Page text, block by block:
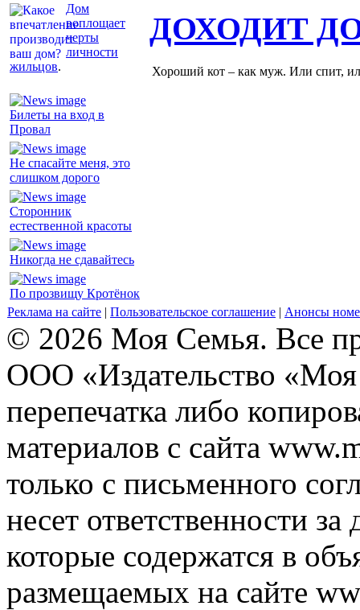
Дом
воплощает
черты
личности
жильцов.
Билеты на вход в
Провал
Не спасайте меня, это
слишком дорого
Сторонник
естественной красоты
Никогда не сдавайтесь
По прозвищу Кротёнок
ДОХОДИТ
Хороший кот – как муж. Или спит,
Реклама на сайте | Пользовательское соглашение | Анонсы
© 2026 Моя Семья. Все
ООО «Издательство
перепечатка либо
материалов с сайта
только с письменного
несет ответственности
которые содержатся в
размещаемых на сайте